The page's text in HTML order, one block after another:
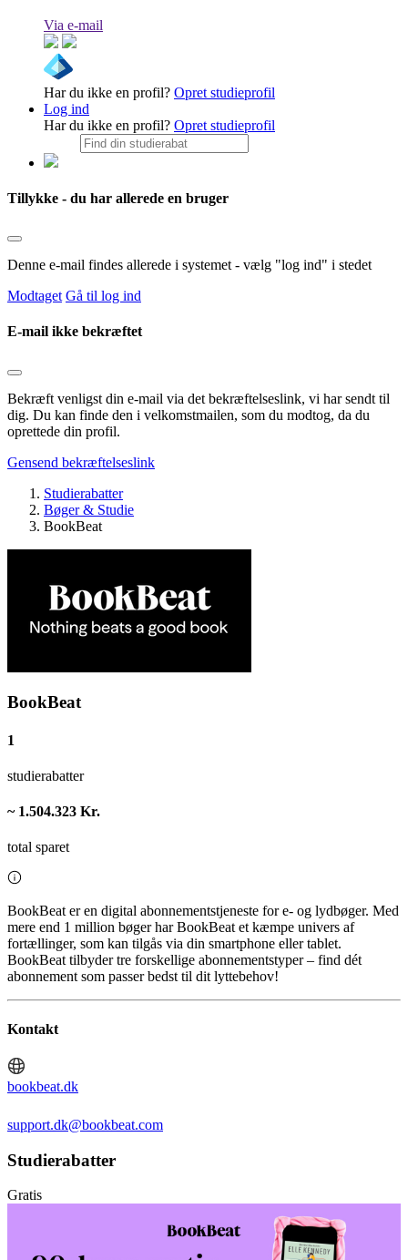
Via e-mail
Har du ikke en profil? Opret studieprofil
Log ind
Har du ikke en profil? Opret studieprofil
Tillykke - du har allerede en bruger
Denne e-mail findes allerede i systemet - vælg "log ind" i stedet
Modtaget Gå til log ind
E-mail ikke bekræftet
Bekræft venligst din e-mail via det bekræftelseslink, vi har sendt til
dig. Du kan finde den i velkomstmailen, som du modtog, da du
oprettede din profil.
Gensend bekræftelseslink
Studierabatter
Bøger & Studie
BookBeat
BookBeat
1
studierabatter
~ 1.504.323 Kr.
total sparet
BookBeat er en digital abonnementstjeneste for e- og lydbøger. Med
mere end 1 million bøger har BookBeat et kæmpe univers af
fortællinger, som kan tilgås via din smartphone eller tablet.
BookBeat tilbyder tre forskellige abonnementstyper – find dét
abonnement som passer bedst til dit lyttebehov!
Kontakt
bookbeat.dk
support.dk@bookbeat.com
Studierabatter
Gratis